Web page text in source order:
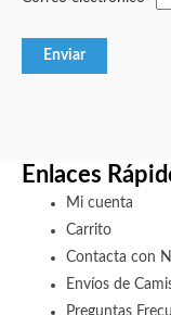
Enlaces
Mi cuenta
Carrito
Contacta con
Envíos de
Preguntas